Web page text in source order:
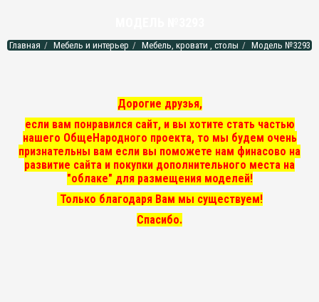
Главная Мебель и интерьер Мебель, кровати , столы Модель №3293
Дорогие друзья,
если вам понравился сайт, и вы хотите стать частью
нашего ОбщеНародного проекта, то мы будем очень
признательны вам если вы поможете нам финасово на
развитие сайта и покупки дополнительного места на
"облаке" для размещения моделей!
Только благодаря Вам мы существуем!
Спасибо.